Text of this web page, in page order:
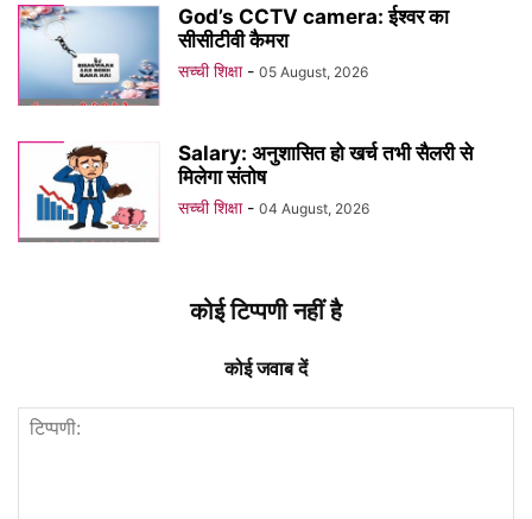
God’s CCTV camera: ईश्वर का
सीसीटीवी कैमरा
सच्ची शिक्षा - 05 August, 2026
Salary: अनुशासित हो खर्च तभी सैलरी से
मिलेगा संतोष
सच्ची शिक्षा - 04 August, 2026
कोई टिप्पणी नहीं है
कोई जवाब दें